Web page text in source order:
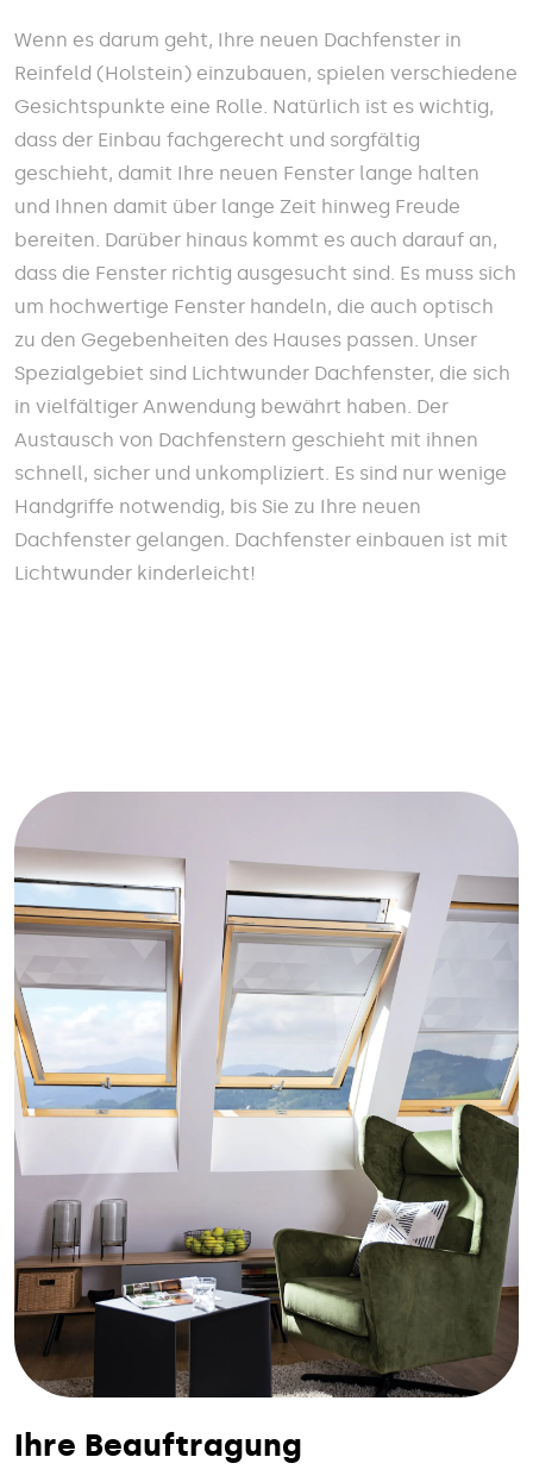
Wenn es darum geht, Ihre neuen Dachfenster in
Reinfeld (Holstein) einzubauen, spielen verschiedene
Gesichtspunkte eine Rolle. Natürlich ist es wichtig,
dass der Einbau fachgerecht und sorgfältig
geschieht, damit Ihre neuen Fenster lange halten
und Ihnen damit über lange Zeit hinweg Freude
bereiten. Darüber hinaus kommt es auch darauf an,
dass die Fenster richtig ausgesucht sind. Es muss sich
um hochwertige Fenster handeln, die auch optisch
zu den Gegebenheiten des Hauses passen. Unser
Spezialgebiet sind Lichtwunder Dachfenster, die sich
in vielfältiger Anwendung bewährt haben. Der
Austausch von Dachfenstern geschieht mit ihnen
schnell, sicher und unkompliziert. Es sind nur wenige
Handgriffe notwendig, bis Sie zu Ihre neuen
Dachfenster gelangen. Dachfenster einbauen ist mit
Lichtwunder kinderleicht!
Ihre Beauftragung